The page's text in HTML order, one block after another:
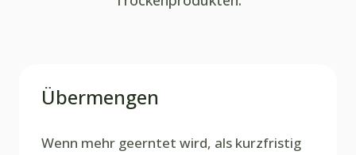
Übermengen
Wenn mehr geerntet wird, als kurzfristig